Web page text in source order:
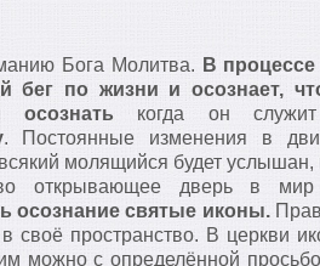
Бога Молитва. В
бег по жизни и осознает,
осознать когда он
. Постоянные изменения в
молящийся будет услышан,
открывающее дверь в
осознание святые иконы.
своё пространство. В церкви
можно с определённой